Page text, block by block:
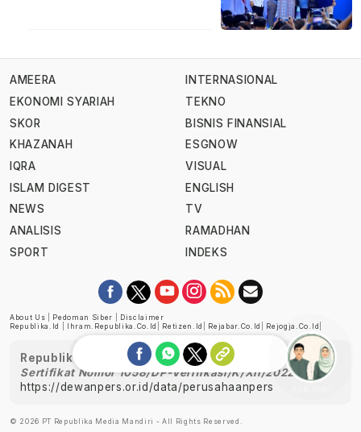
AMEERA
EKONOMI SYARIAH
SKOR
KHAZANAH
IQRA
ISLAM DIGEST
NEWS
ANALISIS
SPORT
INTERNASIONAL
TEKNO
BISNIS FINANSIAL
ESGNOW
VISUAL
ENGLISH
TV
RAMADHAN
INDEKS
About Us Pedoman Siber
Disclaimer
Republika.id
Ihram.republika.co.id Retizen.id Rejabar.co.id Rejogja.co.id
Republika telah diverifikasi oleh Dewan Pers
Sertifikat Nomor 1058/DP-Verifikasi/K/XII/2022
https://dewanpers.or.id/data/perusahaanpers
© 2026 PT Republika Media Mandiri - All Rights Reserved.